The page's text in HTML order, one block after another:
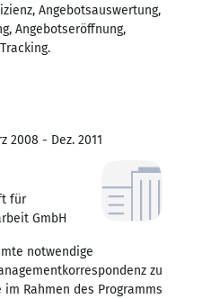
Angebotsauswertung,
Angebotseröffnung,
2008 - Dez. 2011
für
GmbH
notwendige
zu
Rahmen des Programms